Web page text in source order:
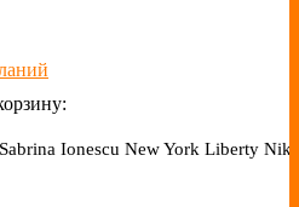
Ionescu New York Liberty